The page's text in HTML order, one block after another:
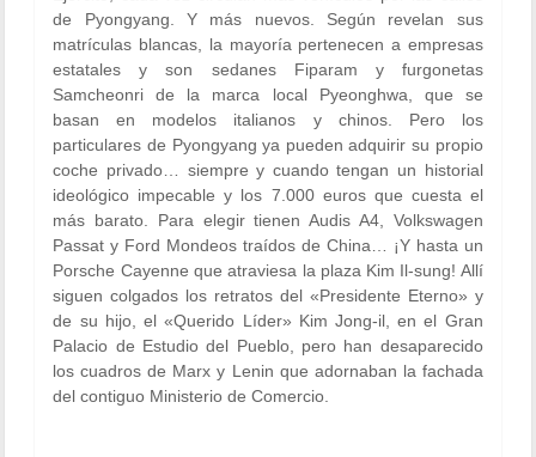
de Pyongyang. Y más nuevos. Según revelan sus
matrículas blancas, la mayoría pertenecen a empresas
estatales y son sedanes Fiparam y furgonetas
Samcheonri de la marca local Pyeonghwa, que se
basan en modelos italianos y chinos. Pero los
particulares de Pyongyang ya pueden adquirir su propio
coche privado… siempre y cuando tengan un historial
ideológico impecable y los 7.000 euros que cuesta el
más barato. Para elegir tienen Audis A4, Volkswagen
Passat y Ford Mondeos traídos de China… ¡Y hasta un
Porsche Cayenne que atraviesa la plaza Kim Il-sung! Allí
siguen colgados los retratos del «Presidente Eterno» y
de su hijo, el «Querido Líder» Kim Jong-il, en el Gran
Palacio de Estudio del Pueblo, pero han desaparecido
los cuadros de Marx y Lenin que adornaban la fachada
del contiguo Ministerio de Comercio.